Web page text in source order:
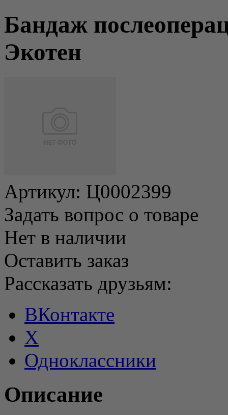
Бандаж
Экотен
Артикул: Ц0002399
Задать вопрос о товаре
Нет в наличии
Оставить заказ
Рассказать друзьям:
ВКонтакте
X
Одноклассники
Описание